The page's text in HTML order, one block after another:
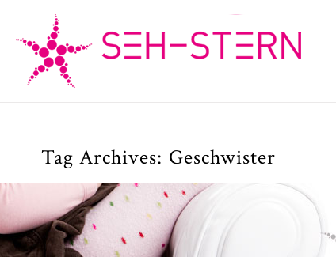
Tag Archives: Geschwister